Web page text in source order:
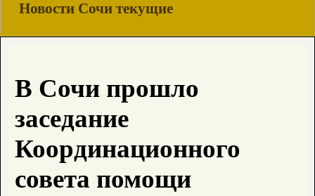
Новости Сочи текущие
В Сочи прошло
заседание
Координационного
совета помощи